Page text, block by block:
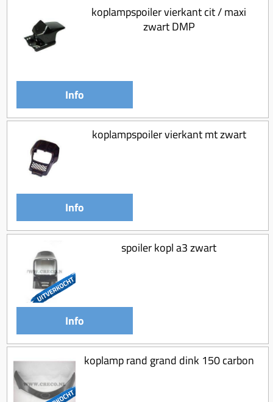
Tomos opvoeren (kits)
Koppeling compleet
Koppeling trekveer
Koeling (delen)
Overbrenging
koplampspoiler vierkant cit / maxi
zwart DMP
Info
koplampspoiler vierkant mt zwart
Info
spoiler kopl a3 zwart
Info
koplamp rand grand dink 150 carbon